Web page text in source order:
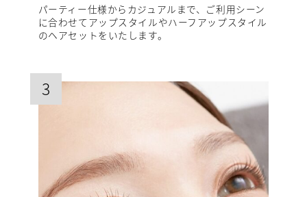
パーティー仕様からカジュアルまで、ご利用シーン
に合わせてアップスタイルやハーフアップスタイル
のヘアセットをいたします。
3